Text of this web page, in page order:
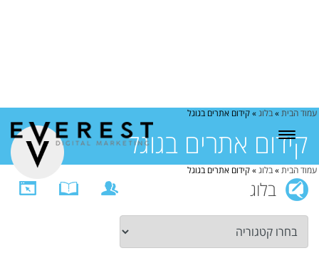
בלוג
עמוד הבית»בלוג»קידום אתרים בגוגל
קידום אתרים בגוגל
עמוד הבית»בלוג»קידום אתרים בגוגל